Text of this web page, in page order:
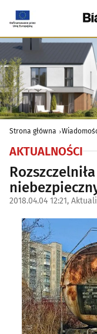
Strona główna
AKTUALNOŚCI
2018.04.04 12:21,